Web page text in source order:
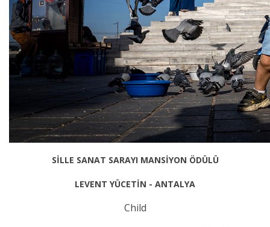
SİLLE SANAT SARAYI MANSİYON ÖDÜLÜ
LEVENT YÜCETİN - ANTALYA
Child